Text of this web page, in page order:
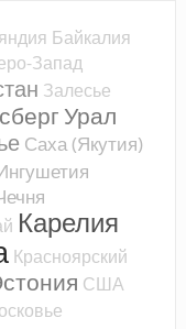
Байкалия
Запад
Залесье
Урал
Саха (Якутия)
Карелия
Красноярский
США